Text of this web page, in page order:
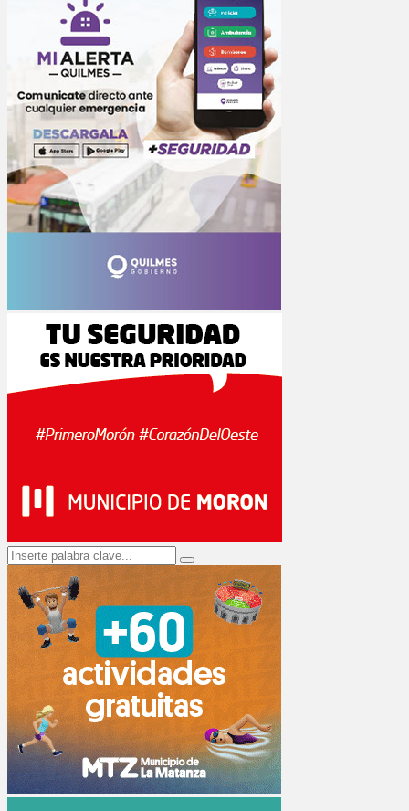
Search
for:
Search